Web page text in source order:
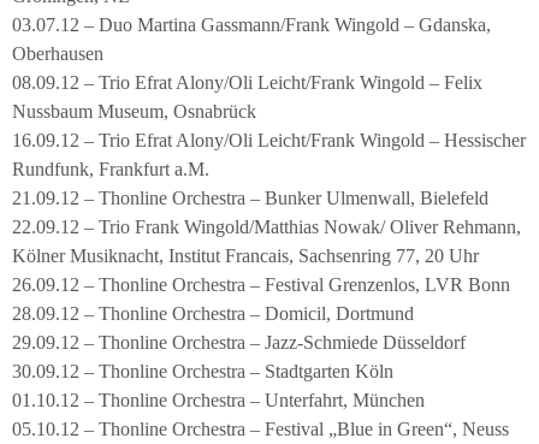
03.07.12 – Duo Martina Gassmann/Frank Wingold – Gdanska,
Oberhausen
08.09.12 – Trio Efrat Alony/Oli Leicht/Frank Wingold – Felix
Nussbaum Museum, Osnabrück
16.09.12 – Trio Efrat Alony/Oli Leicht/Frank Wingold – Hessischer
Rundfunk, Frankfurt a.M.
21.09.12 – Thonline Orchestra – Bunker Ulmenwall, Bielefeld
22.09.12 – Trio Frank Wingold/Matthias Nowak/ Oliver Rehmann,
Kölner Musiknacht, Institut Francais, Sachsenring 77, 20 Uhr
26.09.12 – Thonline Orchestra – Festival Grenzenlos, LVR Bonn
28.09.12 – Thonline Orchestra – Domicil, Dortmund
29.09.12 – Thonline Orchestra – Jazz-Schmiede Düsseldorf
30.09.12 – Thonline Orchestra – Stadtgarten Köln
01.10.12 – Thonline Orchestra – Unterfahrt, München
05.10.12 – Thonline Orchestra – Festival „Blue in Green“, Neuss